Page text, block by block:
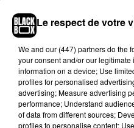
oublier sa
d’animation Disney-
a prêté sa voix au jouet "
Statement from R.
It is with deep
all that R. Lee
Le respect de votre
We and our (447) partnersdo the
your consent and/or our
information on a device; Use
profiles for personalised
advertising; Measure advertising
performance; Understand
of data from different sources;
profiles to personalise content;